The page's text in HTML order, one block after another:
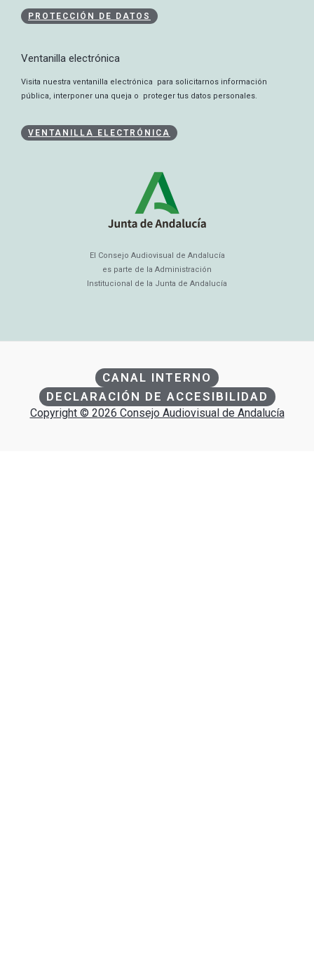
PROTECCIÓN DE DATOS
Ventanilla electrónica
Visita nuestra ventanilla electrónica para solicitarnos información
pública, interponer una queja o proteger tus datos personales.
VENTANILLA ELECTRÓNICA
El Consejo Audiovisual de Andalucía
es parte de la Administración
Institucional de la Junta de Andalucía
CANAL INTERNO
DECLARACIÓN DE ACCESIBILIDAD
Copyright © 2026 Consejo Audiovisual de Andalucía